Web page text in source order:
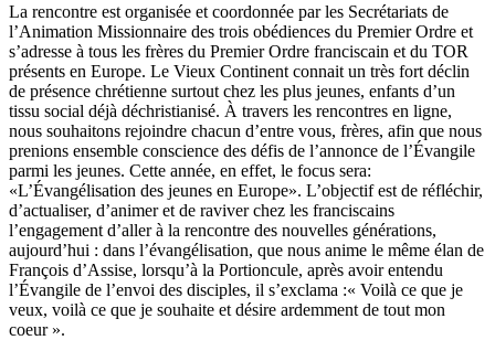
La rencontre est organisée et coordonnée par les Secrétariats de
l’Animation Missionnaire des trois obédiences du Premier Ordre et
s’adresse à tous les frères du Premier Ordre franciscain et du TOR
présents en Europe. Le Vieux Continent connait un très fort déclin
de présence chrétienne surtout chez les plus jeunes, enfants d’un
tissu social déjà déchristianisé. À travers les rencontres en ligne,
nous souhaitons rejoindre chacun d’entre vous, frères, afin que nous
prenions ensemble conscience des défis de l’annonce de l’Évangile
parmi les jeunes. Cette année, en effet, le focus sera:
«L’Évangélisation des jeunes en Europe». L’objectif est de réfléchir,
d’actualiser, d’animer et de raviver chez les franciscains
l’engagement d’aller à la rencontre des nouvelles générations,
aujourd’hui : dans l’évangélisation, que nous anime le même élan de
François d’Assise, lorsqu’à la Portioncule, après avoir entendu
l’Évangile de l’envoi des disciples, il s’exclama :« Voilà ce que je
veux, voilà ce que je souhaite et désire ardemment de tout mon
coeur ».